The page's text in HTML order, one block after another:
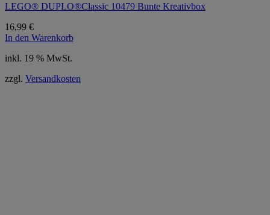
LEGO® DUPLO®Classic 10479 Bunte Kreativbox
16,99 €
In den Warenkorb
inkl. 19 % MwSt.
zzgl. Versandkosten